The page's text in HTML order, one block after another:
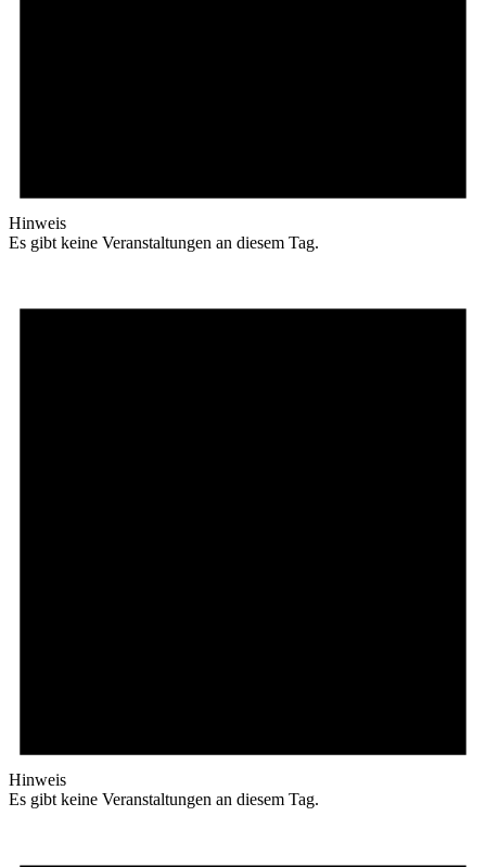
Hinweis
Es gibt keine Veranstaltungen an diesem Tag.
Hinweis
Es gibt keine Veranstaltungen an diesem Tag.